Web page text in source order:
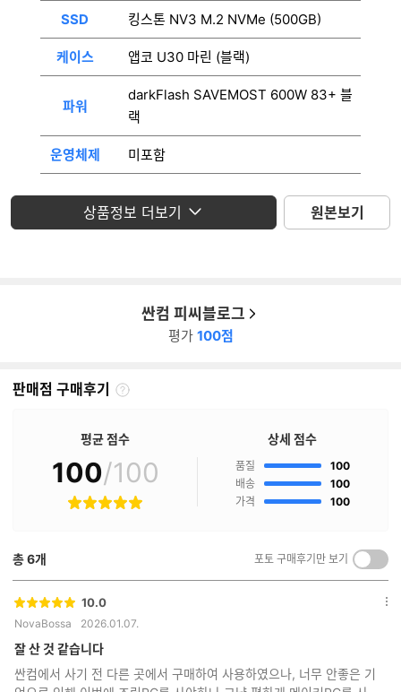
SSD 킹스톤 NV3 M.2 NVMe (500GB)
케이스 앱코 U30 마린 (블랙)
파워
darkFlash SAVEMOST 600W 83+ 블
랙
운영체제 미포함
모니터 미포함
상품정보 더보기 원본보기
싼컴 피씨블로그
평가 100점
판매점 구매후기
판
점
구
매
후
기
평균 점수
100/100
별
상세 점수
품질 100점
배송
100점
가격
100점
총6개 포토 구매후기만 보기
켜
기/
별
점
10.0
NovaBossa 2026.01.07.
잘 산 것 같습니다
싼컴에서 사기 전 다른 곳에서 구매하여 사용하였으나, 너무 안좋은 기
옵